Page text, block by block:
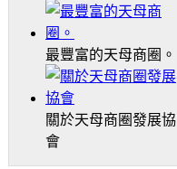
最豐富的天母商圈。
關於天母商圈發展協
會